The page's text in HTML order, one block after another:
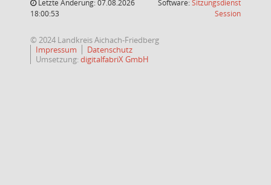
Letzte Änderung: 07.08.2026
18:00:53
Software:Sitzungsdienst
Session(Wird in
© 2024 Landkreis Aichach-Friedberg
Impressum
Datenschutz
Umsetzung:digitalfabriX GmbH